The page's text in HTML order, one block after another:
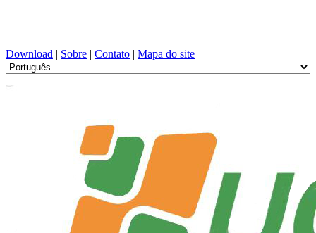
Download | Sobre | Contato | Mapa do site